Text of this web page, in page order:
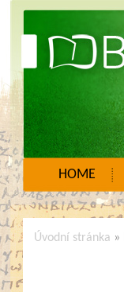
HOME
Úvodní stránka »